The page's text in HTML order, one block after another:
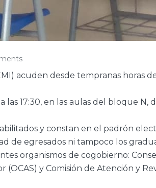
acuden desde tempranas horas
las 17:30, en las aulas del bloque
y constan en el padrón
de egresados ni tampoco los
organismos de cogobierno:
y Comisión de Atención y